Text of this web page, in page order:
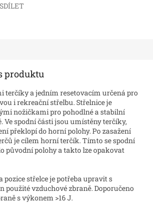
SDÍLET
produktu
terčíky a jedním resetovacím určená pro
i rekreační střelbu. Střelnice je
nožičkami pro pohodlné a stabilní
Ve spodní části jsou umístěny terčíky,
překlopí do horní polohy. Po zasažení
je cílem horní terčík. Tímto se spodní
původní polohy a takto lze opakovat
pozice střelce je potřeba upravit s
použité vzduchové zbraně. Doporučeno
s výkonem >16 J.